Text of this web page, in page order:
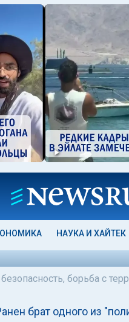
НАУКА И ХАЙТЕК
борьба с
брат одного из